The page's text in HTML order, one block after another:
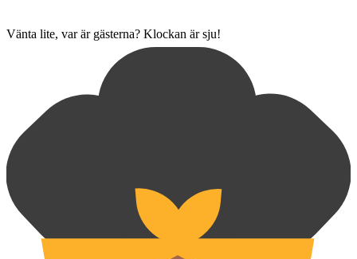
Vänta lite, var är gästerna? Klockan är sju!